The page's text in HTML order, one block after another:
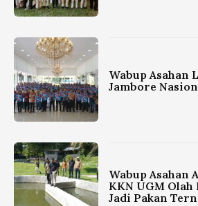
Wabup Asahan
Jambore
Wabup Asahan
KKN UGM
Jadi Pakan